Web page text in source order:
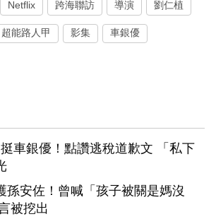
Netflix 跨海聯訪 導演 劉仁植
超能路人甲 影集 車銀優
車銀優！點讚逃稅道歉文 「私下
孫安佐！曾喊「孩子被關是媽沒
被挖出